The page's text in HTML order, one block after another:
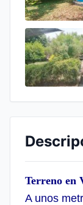
Terreno en
A unos